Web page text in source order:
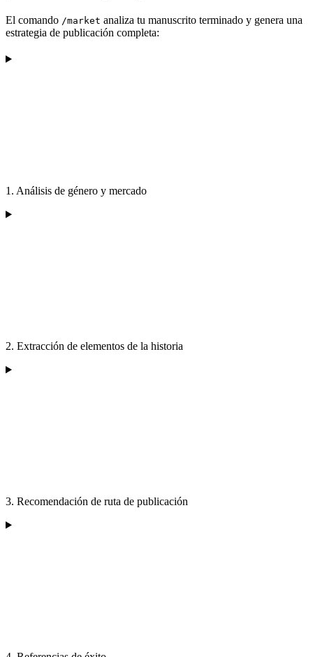
El comando /market analiza tu manuscrito terminado y genera una
estrategia de publicación completa:
1. Análisis de género y mercado
2. Extracción de elementos de la historia
3. Recomendación de ruta de publicación